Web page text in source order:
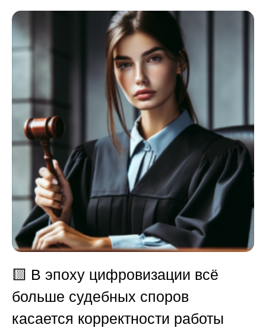
🟨 В эпоху цифровизации всё
больше судебных споров
касается корректности работы